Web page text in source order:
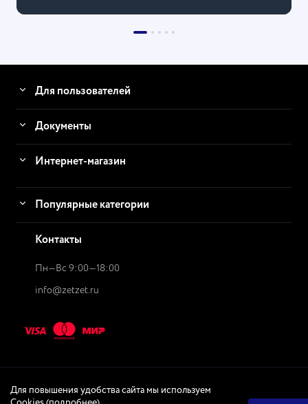
Для пользователей
Документы
Интернет-магазин
Популярные категории
Контакты
Пн—Вс 9:00—18:00
info@zetzet.ru
© 2026ZetZet.ru Интернет-магазин
Для повышения удобства сайта мы используем